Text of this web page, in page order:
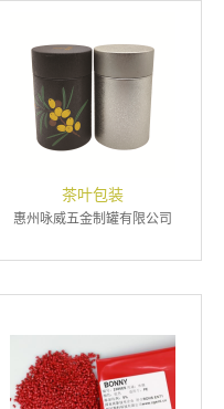
茶叶包装
惠州咏威五金制罐有限公司